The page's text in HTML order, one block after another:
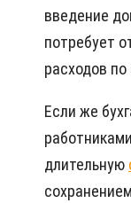
введение
потребует
расходов
Если же
длительную